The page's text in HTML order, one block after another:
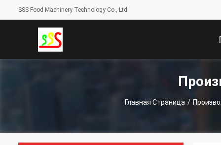
SSS Food Machinery Technology Co., Ltd
Главная Страница /